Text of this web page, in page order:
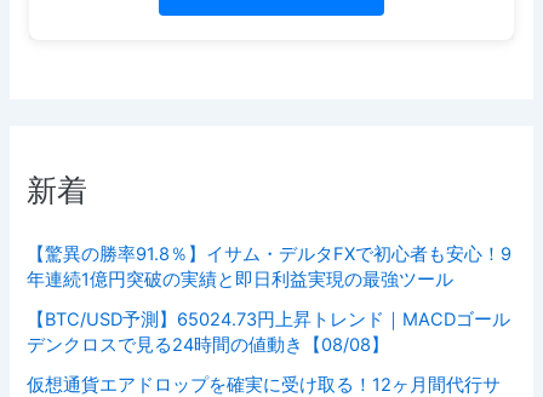
新着
【驚異の勝率91.8％】イサム・デルタFXで初心者も安心！9
年連続1億円突破の実績と即日利益実現の最強ツール
【BTC/USD予測】65024.73円上昇トレンド｜MACDゴール
デンクロスで見る24時間の値動き【08/08】
仮想通貨エアドロップを確実に受け取る！12ヶ月間代行サ